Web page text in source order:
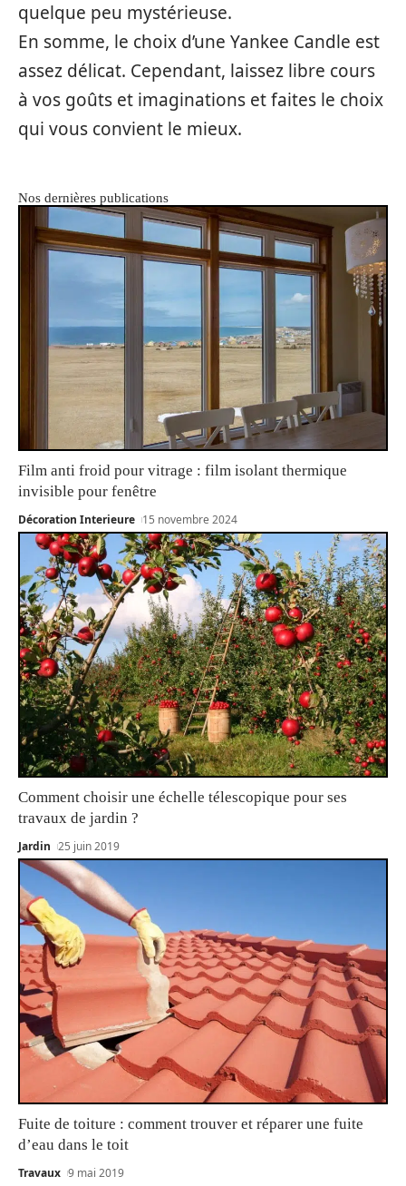
quelque peu mystérieuse.
En somme, le choix d’une Yankee Candle est
assez délicat. Cependant, laissez libre cours
à vos goûts et imaginations et faites le choix
qui vous convient le mieux.
Nos dernières publications
Film anti froid pour vitrage : film isolant thermique
invisible pour fenêtre
Décoration Interieure 15 novembre 2024
Comment choisir une échelle télescopique pour ses
travaux de jardin ?
Jardin 25 juin 2019
Fuite de toiture : comment trouver et réparer une fuite
d’eau dans le toit
Travaux 9 mai 2019